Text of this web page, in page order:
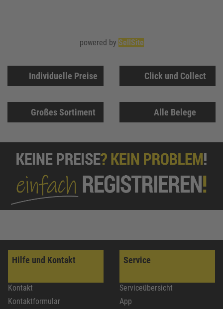
Individuelle Preise Click und Collect
Großes Sortiment Alle Belege
Hilfe und Kontakt
Kontakt
Kontaktformular
Service
Serviceübersicht
App
powered by SellSite